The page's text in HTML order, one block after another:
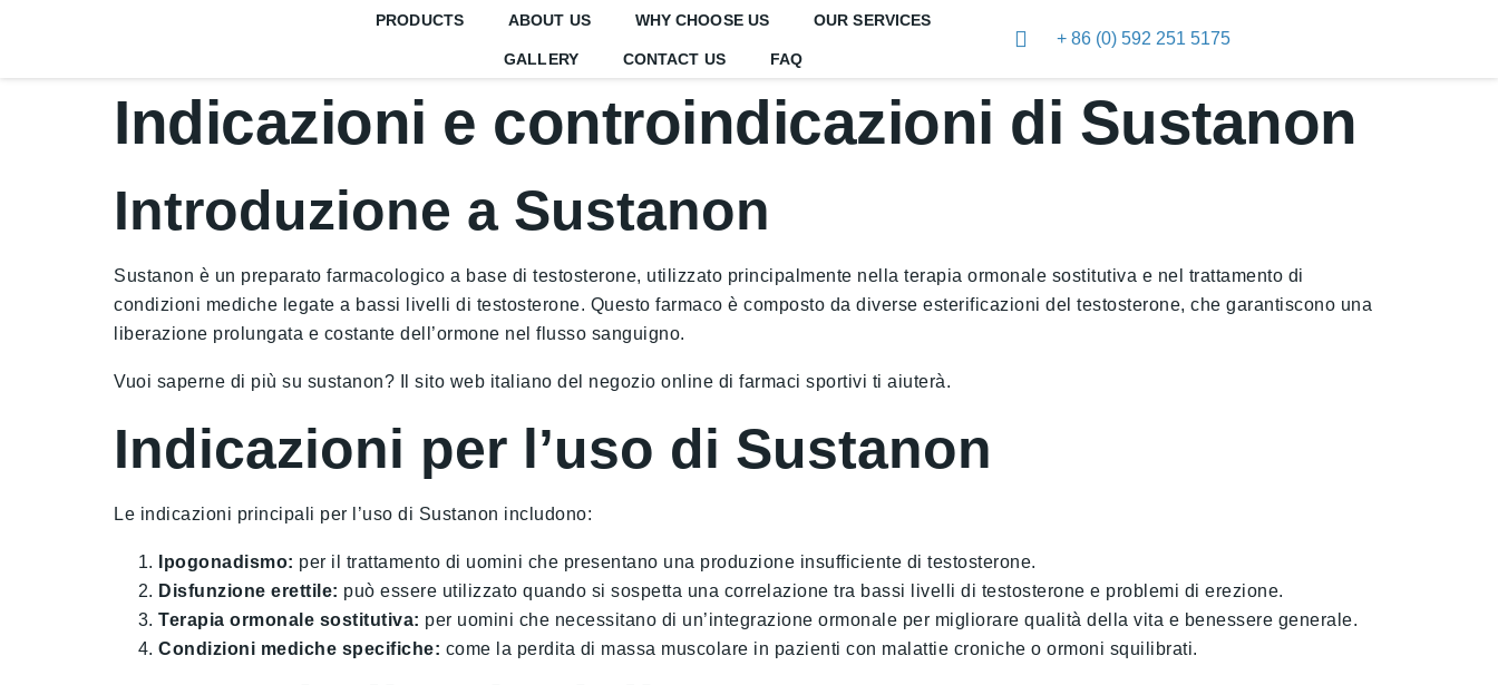
PRODUCTS ABOUT US WHY CHOOSE US OUR SERVICES
GALLERY CONTACT US FAQ
+ 86 (0) 592 251 5175
Indicazioni e controindicazioni di Sustanon
Introduzione a Sustanon
Sustanon è un preparato farmacologico a base di testosterone, utilizzato principalmente nella terapia ormonale sostitutiva e nel trattamento di
condizioni mediche legate a bassi livelli di testosterone. Questo farmaco è composto da diverse esterificazioni del testosterone, che garantiscono una
liberazione prolungata e costante dell’ormone nel flusso sanguigno.
Vuoi saperne di più su sustanon? Il sito web italiano del negozio online di farmaci sportivi ti aiuterà.
Indicazioni per l’uso di Sustanon
Le indicazioni principali per l’uso di Sustanon includono:
Ipogonadismo: per il trattamento di uomini che presentano una produzione insufficiente di testosterone.
Disfunzione erettile: può essere utilizzato quando si sospetta una correlazione tra bassi livelli di testosterone e problemi di erezione.
Terapia ormonale sostitutiva: per uomini che necessitano di un’integrazione ormonale per migliorare qualità della vita e benessere generale.
Condizioni mediche specifiche: come la perdita di massa muscolare in pazienti con malattie croniche o ormoni squilibrati.